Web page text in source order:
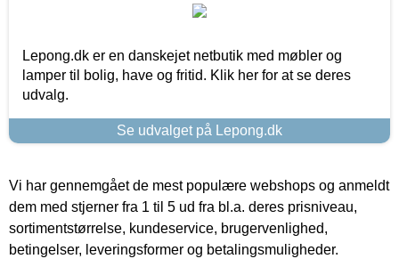
Lepong.dk er en danskejet netbutik med møbler og
lamper til bolig, have og fritid. Klik her for at se deres
udvalg.
Se udvalget på Lepong.dk
Vi har gennemgået de mest populære webshops og anmeldt
dem med stjerner fra 1 til 5 ud fra bl.a. deres prisniveau,
sortimentstørrelse, kundeservice, brugervenlighed,
betingelser, leveringsformer og betalingsmuligheder.